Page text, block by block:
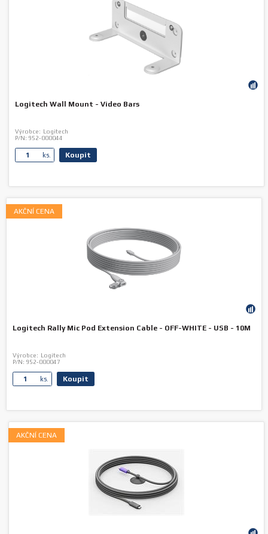
Logitech Wall Mount - Video Bars
Výrobce: Logitech
P/N: 952-000044
ks. Koupit
AKČNÍ CENA
Logitech Rally Mic Pod Extension Cable - OFF-WHITE - USB - 10M
Výrobce: Logitech
P/N: 952-000047
ks. Koupit
AKČNÍ CENA